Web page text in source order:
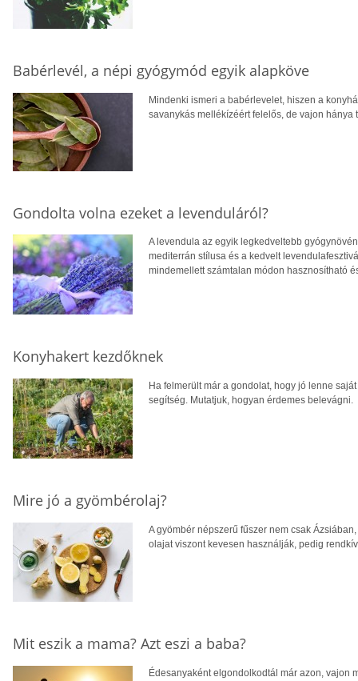
Babérlevél, a népi gyógymód egyik alapköve
Mindenki ismeri a babérlevelet, hiszen a
savanykás mellékízéért felelős, de vajon
Gondolta volna ezeket a levenduláról?
A levendula az egyik legkedveltebb
mediterrán stílusa és a kedvelt
mindemellett számtalan módon hasznosítható
Konyhakert kezdőknek
Ha felmerült már a gondolat, hogy jó lenne
segítség. Mutatjuk, hogyan érdemes belevágni.
Mire jó a gyömbérolaj?
A gyömbér népszerű fűszer nem csak
olajat viszont kevesen használják, pedig
Mit eszik a mama? Azt eszi a baba?
Édesanyaként elgondolkodtál már azon, vajon